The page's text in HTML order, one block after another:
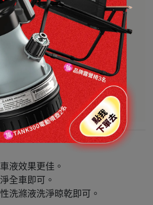
液效果更佳。
全車即可。
洗滌液洗淨晾乾即可。